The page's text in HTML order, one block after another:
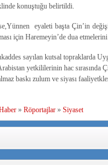
konuştuğu belirtildi.
eyaleti başta Çin’in
için Haremeyin’de dua
sayılan kutsal topraklarda
yetkililerinin hac sırasında
baskı zulum ve siyası
» Röportajlar» Siyaset